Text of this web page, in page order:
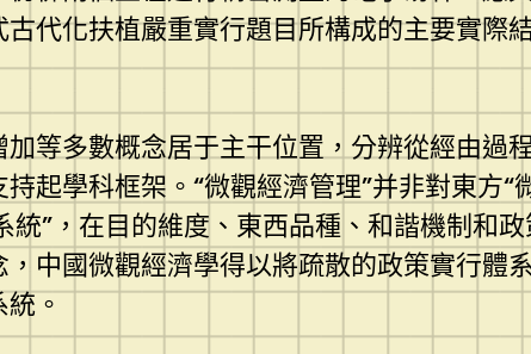
代化扶植嚴重實行題目所構成的主要實際
等多數概念居于主干位置，分辨從經由過
起學科框架。“微觀經濟管理”并非對東方“
統”，在目的維度、東西品種、和諧機制和
中國微觀經濟學得以將疏散的政策實行體
統。